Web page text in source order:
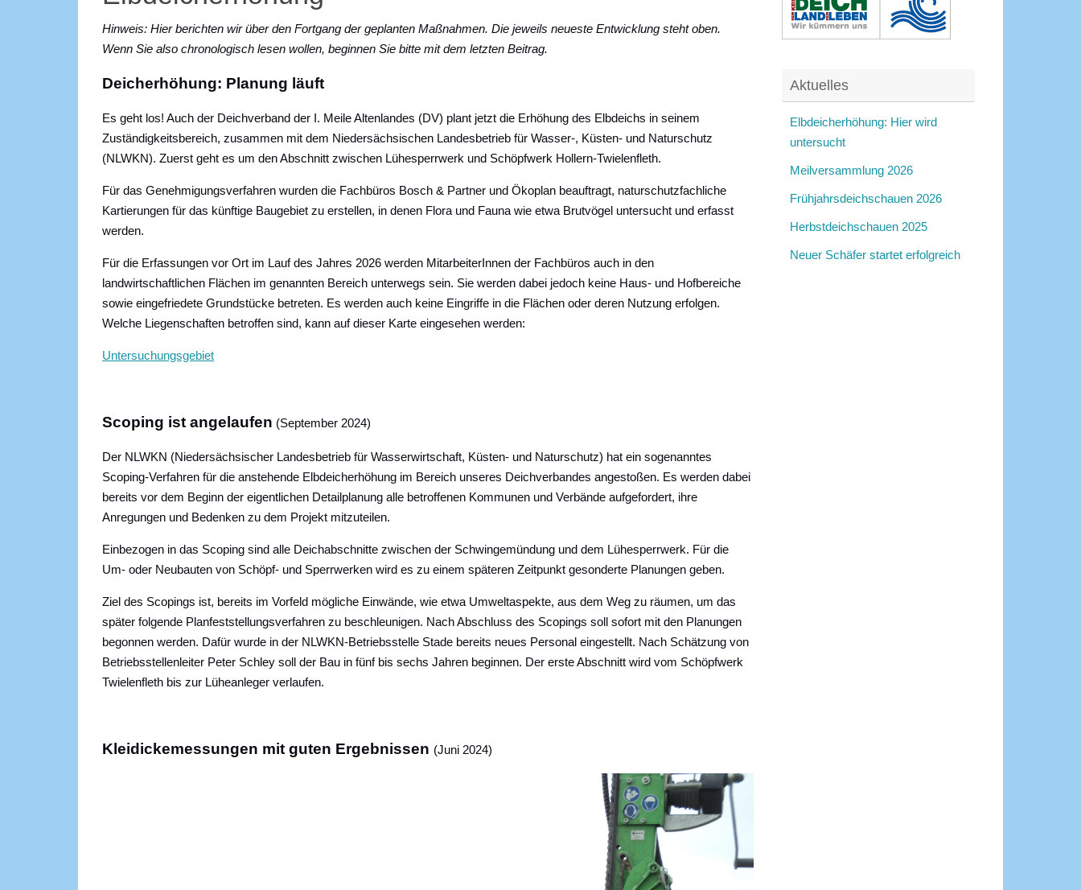
Hinweis: Hier berichten wir über den Fortgang der geplanten Maßnahmen. Die jeweils neueste Entwicklung steht oben.
Wenn Sie also chronologisch lesen wollen, beginnen Sie bitte mit dem letzten Beitrag.
Deicherhöhung: Planung läuft
Es geht los! Auch der Deichverband der I. Meile Altenlandes (DV) plant jetzt die Erhöhung des Elbdeichs in seinem
Zuständigkeitsbereich, zusammen mit dem Niedersächsischen Landesbetrieb für Wasser-, Küsten- und Naturschutz
(NLWKN). Zuerst geht es um den Abschnitt zwischen Lühesperrwerk und Schöpfwerk Hollern-Twielenfleth.
Für das Genehmigungsverfahren wurden die Fachbüros Bosch & Partner und Ökoplan beauftragt, naturschutzfachliche
Kartierungen für das künftige Baugebiet zu erstellen, in denen Flora und Fauna wie etwa Brutvögel untersucht und erfasst
werden.
Für die Erfassungen vor Ort im Lauf des Jahres 2026 werden MitarbeiterInnen der Fachbüros auch in den
landwirtschaftlichen Flächen im genannten Bereich unterwegs sein. Sie werden dabei jedoch keine Haus- und Hofbereiche
sowie eingefriedete Grundstücke betreten. Es werden auch keine Eingriffe in die Flächen oder deren Nutzung erfolgen.
Welche Liegenschaften betroffen sind, kann auf dieser Karte eingesehen werden:
Untersuchungsgebiet
Scoping ist angelaufen (September 2024)
Der NLWKN (Niedersächsischer Landesbetrieb für Wasserwirtschaft, Küsten- und Naturschutz) hat ein sogenanntes
Scoping-Verfahren für die anstehende Elbdeicherhöhung im Bereich unseres Deichverbandes angestoßen. Es werden dabei
bereits vor dem Beginn der eigentlichen Detailplanung alle betroffenen Kommunen und Verbände aufgefordert, ihre
Anregungen und Bedenken zu dem Projekt mitzuteilen.
Einbezogen in das Scoping sind alle Deichabschnitte zwischen der Schwingemündung und dem Lühesperrwerk. Für die
Um- oder Neubauten von Schöpf- und Sperrwerken wird es zu einem späteren Zeitpunkt gesonderte Planungen geben.
Ziel des Scopings ist, bereits im Vorfeld mögliche Einwände, wie etwa Umweltaspekte, aus dem Weg zu räumen, um das
später folgende Planfeststellungsverfahren zu beschleunigen. Nach Abschluss des Scopings soll sofort mit den Planungen
begonnen werden. Dafür wurde in der NLWKN-Betriebsstelle Stade bereits neues Personal eingestellt. Nach Schätzung von
Betriebsstellenleiter Peter Schley soll der Bau in fünf bis sechs Jahren beginnen. Der erste Abschnitt wird vom Schöpfwerk
Twielenfleth bis zur Lüheanleger verlaufen.
Kleidickemessungen mit guten Ergebnissen (Juni 2024)
Aktuelles
Elbdeicherhöhung: Hier wird
untersucht
Meilversammlung 2026
Frühjahrsdeichschauen 2026
Herbstdeichschauen 2025
Neuer Schäfer startet erfolgreich